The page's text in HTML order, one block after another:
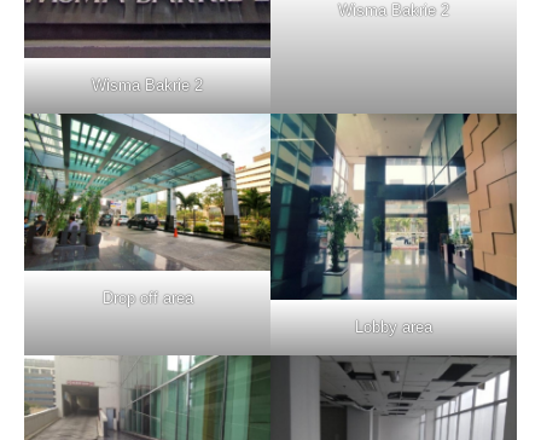
Wisma Bakrie 2
Wisma Bakrie 2
Drop off area
Lobby area